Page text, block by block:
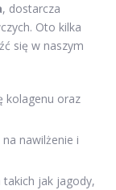
, dostarcza
Oto kilka
się w naszym
kolagenu oraz
nawilżenie i
jak jagody,